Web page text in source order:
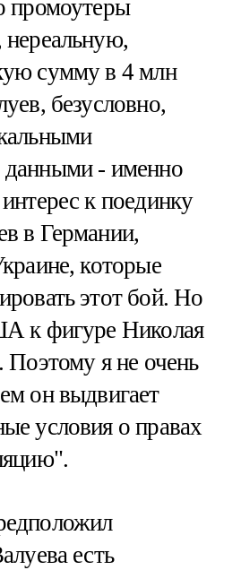
промоутеры
сумму в 4 млн
безусловно,
данными - именно
к поединку
в Германии,
которые
этот бой. Но
к фигуре Николая
Поэтому я не очень
он выдвигает
условия о правах
есть